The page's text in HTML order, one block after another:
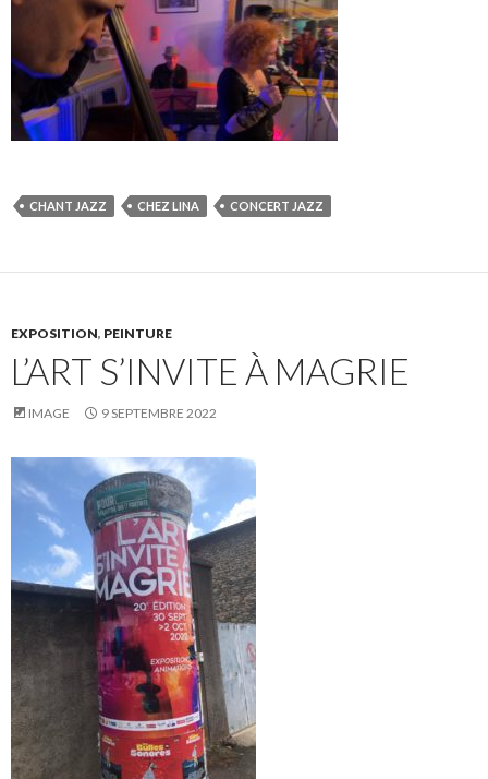
CHANT JAZZ CHEZ LINA CONCERT JAZZ
EXPOSITION, PEINTURE
L’ART S’INVITE À MAGRIE
IMAGE 9 SEPTEMBRE 2022